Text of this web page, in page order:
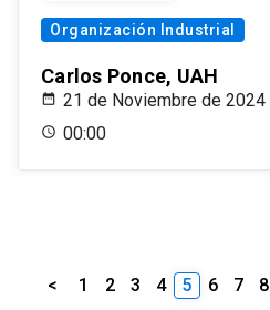
Organización Industrial
Carlos Ponce, UAH
21 de Noviembre de 2024
00:00
< 1 2 3 4 5 6 7 8